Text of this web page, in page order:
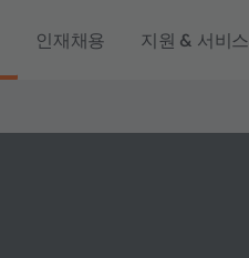
인재채용 지원 & 서비스